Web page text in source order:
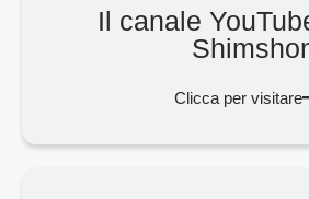
Il canale
Clicca per visitare